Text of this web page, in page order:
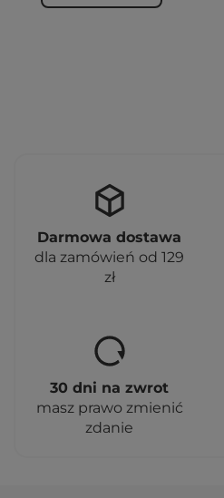
Darmowa dostawa
dla zamówień od 129
zł
30 dni na zwrot
masz prawo zmienić
zdanie